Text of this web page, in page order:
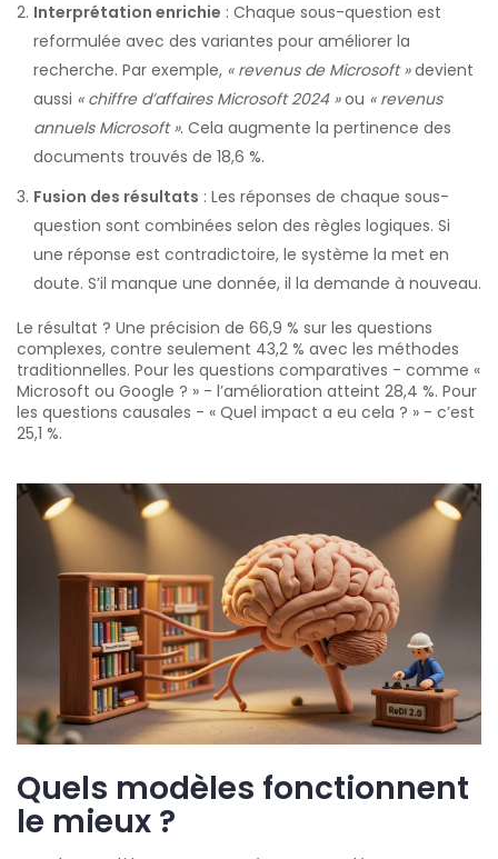
Interprétation enrichie : Chaque sous-question est
reformulée avec des variantes pour améliorer la
recherche. Par exemple, « revenus de Microsoft »devient
aussi « chiffre d’affaires Microsoft 2024 »ou « revenus
annuels Microsoft ». Cela augmente la pertinence des
documents trouvés de 18,6 %.
Fusion des résultats : Les réponses de chaque sous-
question sont combinées selon des règles logiques. Si
une réponse est contradictoire, le système la met en
doute. S’il manque une donnée, il la demande à nouveau.
Le résultat ? Une précision de 66,9 % sur les questions
complexes, contre seulement 43,2 % avec les méthodes
traditionnelles. Pour les questions comparatives - comme «
Microsoft ou Google ? » - l’amélioration atteint 28,4 %. Pour
les questions causales - « Quel impact a eu cela ? » - c’est
25,1 %.
Quels modèles fonctionnent
le mieux ?